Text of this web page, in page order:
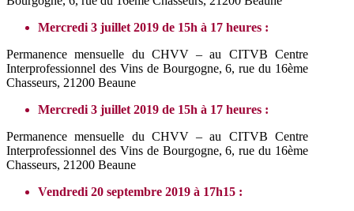
Mercredi 3 juillet 2019 de 15h à 17 heures :
Permanence mensuelle du CHVV – au CITVB Centre
Interprofessionnel des Vins de Bourgogne, 6, rue du 16ème
Chasseurs, 21200 Beaune
Mercredi 3 juillet 2019 de 15h à 17 heures :
Permanence mensuelle du CHVV – au CITVB Centre
Interprofessionnel des Vins de Bourgogne, 6, rue du 16ème
Chasseurs, 21200 Beaune
Vendredi 20 septembre 2019 à 17h15 :